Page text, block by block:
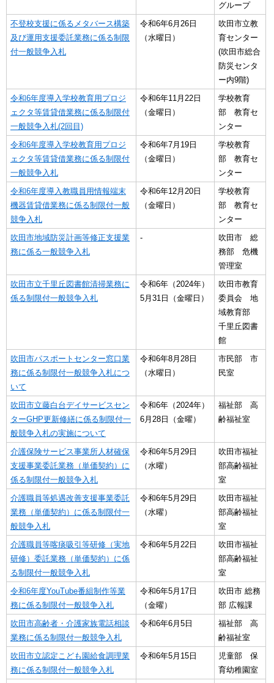
グループ
不登校支援に係るメタバース構築
及び運用支援委託業務に係る制限
付一般競争入札
令和6年6月26日
（水曜日）
吹田市立教
育センター
(吹田市総合
防災センタ
ー内9階)
令和6年度導入学校教育用プロジ
ェクタ等賃貸借業務に係る制限付
一般競争入札(2回目)
令和6年11月22日
（金曜日）
学校教育
部 教育セ
ンター
令和6年度導入学校教育用プロジ
ェクタ等賃貸借業務に係る制限付
一般競争入札
令和6年7月19日
（金曜日）
学校教育
部 教育セ
ンター
令和6年度導入教職員用情報端末
機器賃貸借業務に係る制限付一般
競争入札
令和6年12月20日
（金曜日）
学校教育
部 教育セ
ンター
吹田市地域防災計画等修正支援業
務に係る一般競争入札
-
吹田市 総
務部 危機
管理室
吹田市立千里丘図書館清掃業務に
係る制限付一般競争入札
令和6年（2024年）
5月31日（金曜日）
吹田市教育
委員会 地
域教育部
千里丘図書
館
吹田市パスポートセンター窓口業
務に係る制限付一般競争入札につ
いて
令和6年8月28日
（水曜日）
市民部 市
民室
吹田市立藤白台デイサービスセン
ターGHP更新修繕に係る制限付一
般競争入札の実施について
令和6年（2024年）
6月28日（金曜）
福祉部 高
齢福祉室
介護保険サービス事業所人材確保
支援事業委託業務（単価契約）に
係る制限付一般競争入札
令和6年5月29日
（水曜）
吹田市福祉
部高齢福祉
室
介護職員等処遇改善支援事業委託
業務（単価契約）に係る制限付一
般競争入札
令和6年5月29日
（水曜）
吹田市福祉
部高齢福祉
室
介護職員等喀痰吸引等研修（実地
研修）委託業務（単価契約）に係
る制限付一般競争入札
令和6年5月22日
吹田市福祉
部高齢福祉
室
令和6年度YouTube番組制作等業
務に係る制限付一般競争入札
令和6年5月17日
（金曜）
吹田市 総務
部 広報課
吹田市高齢者・介護家族電話相談
業務に係る制限付一般競争入札
令和6年6月5日
福祉部 高
齢福祉室
吹田市立認定こども園給食調理業
務に係る制限付一般競争入札
令和6年5月15日
児童部 保
育幼稚園室